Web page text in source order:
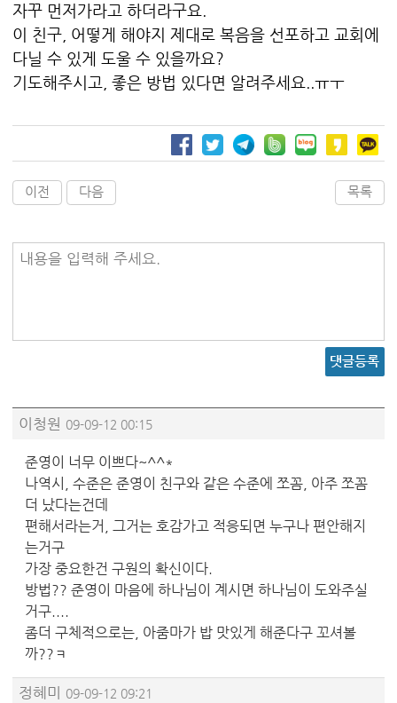
자꾸 먼저가라고 하더라구요.
이 친구, 어떻게 해야지 제대로 복음을 선포하고 교회에
다닐 수 있게 도울 수 있을까요?
기도해주시고, 좋은 방법 있다면 알려주세요..ㅠㅜ
이전 다음 목록
내용을 입력해 주세요.
댓글등록
이청원 09-09-12 00:15
준영이 너무 이쁘다~^^*
나역시, 수준은 준영이 친구와 같은 수준에 쪼꼼, 아주 쪼꼼
더 났다는건데
편해서라는거, 그거는 호감가고 적응되면 누구나 편안해지
는거구
가장 중요한건 구원의 확신이다.
방법?? 준영이 마음에 하나님이 계시면 하나님이 도와주실
거구....
좀더 구체적으로는, 아줌마가 밥 맛있게 해준다구 꼬셔볼
까??ㅋ
정혜미 09-09-12 09:21